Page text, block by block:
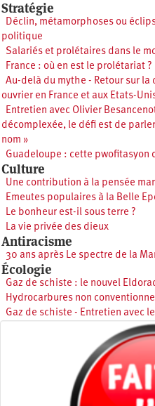
Stratégie
Déclin, métamorphoses ou
politique
Salariés et prolétaires dans le
France : où en est le prolétariat ?
Au-delà du mythe - Retour sur
ouvrier en France et aux Etats-
Entretien avec Olivier
décomplexée, le défi est de
nom »
Guadeloupe : cette pwofitasyon
Culture
Une contribution à la pensée
Emeutes populaires à la Belle
Le bonheur est-il sous terre ?
La vie privée des dieux
Antiracisme
30 ans après Le spectre de la
Écologie
Gaz de schiste : le nouvel
Hydrocarbures non
Gaz de schiste - Entretien avec